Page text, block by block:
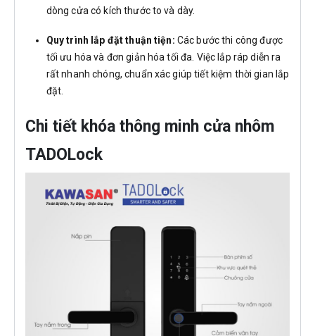
dòng cửa có kích thước to và dày.
Quy trình lắp đặt thuận tiện: Các bước thi công được
tối ưu hóa và đơn giản hóa tối đa. Việc lắp ráp diễn ra
rất nhanh chóng, chuẩn xác giúp tiết kiệm thời gian lắp
đặt.
Chi tiết khóa thông minh cửa nhôm
TADOLock